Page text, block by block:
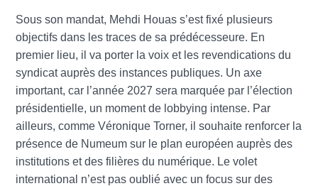
Sous son mandat, Mehdi Houas s’est fixé plusieurs
objectifs dans les traces de sa prédécesseure. En
premier lieu, il va porter la voix et les revendications du
syndicat auprès des instances publiques. Un axe
important, car l’année 2027 sera marquée par l’élection
présidentielle, un moment de lobbying intense. Par
ailleurs, comme Véronique Torner, il souhaite renforcer la
présence de Numeum sur le plan européen auprès des
institutions et des filières du numérique. Le volet
international n’est pas oublié avec un focus sur des